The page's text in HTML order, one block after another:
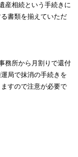
産相続という手続きに
書類を揃えていただ
務所から月割りで還付
局で抹消の手続きを
すので注意が必要で